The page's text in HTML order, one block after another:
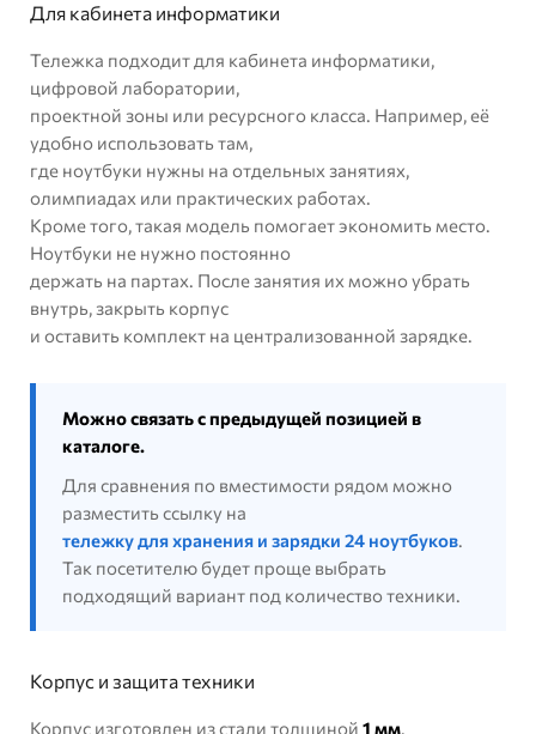
Для кабинета информатики
Тележка подходит для кабинета информатики,
цифровой лаборатории,
проектной зоны или ресурсного класса. Например, её
удобно использовать там,
где ноутбуки нужны на отдельных занятиях,
олимпиадах или практических работах.
Кроме того, такая модель помогает экономить место.
Ноутбуки не нужно постоянно
держать на партах. После занятия их можно убрать
внутрь, закрыть корпус
и оставить комплект на централизованной зарядке.
Можно связать с предыдущей позицией в
каталоге.
Для сравнения по вместимости рядом можно
разместить ссылку на
тележку для хранения и зарядки 24 ноутбуков.
Так посетителю будет проще выбрать
подходящий вариант под количество техники.
Корпус и защита техники
Корпус изготовлен из стали толщиной 1 мм.